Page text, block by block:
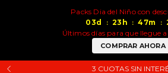
Packs Dia del Niño con
03d : 23 h : 47m :
Últimos días para que llegue
COMPRAR AHORA
3 CUOTAS SIN